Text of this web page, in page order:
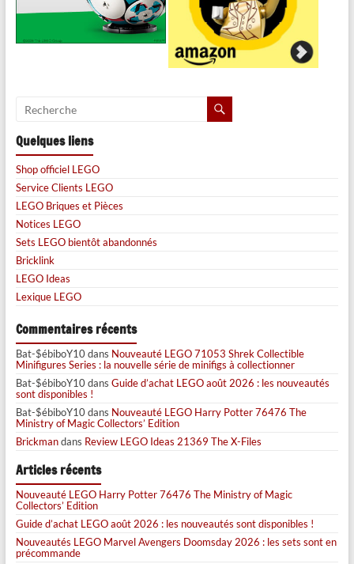
Quelques liens
Shop officiel LEGO
Service Clients LEGO
LEGO Briques et Pièces
Notices LEGO
Sets LEGO bientôt abandonnés
Bricklink
LEGO Ideas
Lexique LEGO
Commentaires récents
Bat-$ébiboY10dans Nouveauté LEGO 71053 Shrek Collectible
Minifigures Series : la nouvelle série de minifigs à collectionner
Bat-$ébiboY10dans Guide d’achat LEGO août 2026 : les nouveautés
sont disponibles !
Bat-$ébiboY10dans Nouveauté LEGO Harry Potter 76476 The
Ministry of Magic Collectors’ Edition
Brickmandans Review LEGO Ideas 21369 The X-Files
Articles récents
Nouveauté LEGO Harry Potter 76476 The Ministry of Magic
Collectors’ Edition
Guide d’achat LEGO août 2026 : les nouveautés sont disponibles !
Nouveautés LEGO Marvel Avengers Doomsday 2026 : les sets sont en
précommande